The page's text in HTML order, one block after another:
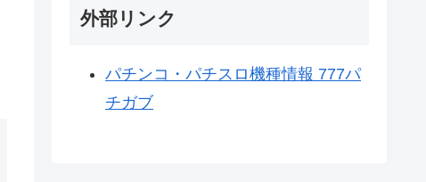
外部リンク
パチンコ・パチスロ機種情報 777パ
チガブ